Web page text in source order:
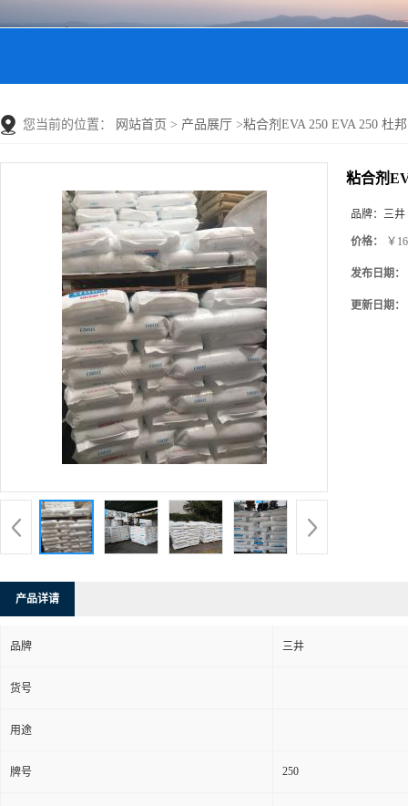
您当前的位置： 网站首页 > 产品展厅 >粘合剂EVA 250 EVA 250 杜
粘合剂
品牌： 三井
价格： ￥
发布日期：
更新日期：
产品详请
品牌 三井
货号
用途
牌号 250